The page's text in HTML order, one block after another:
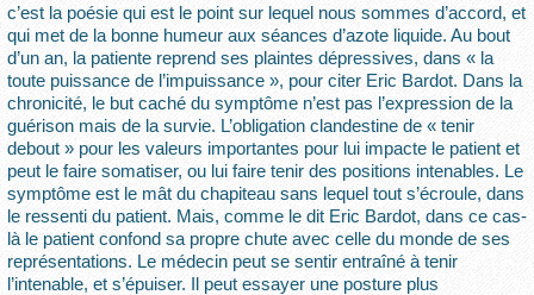
c’est la poésie qui est le point sur lequel nous sommes d’accord, et
qui met de la bonne humeur aux séances d’azote liquide. Au bout
d’un an, la patiente reprend ses plaintes dépressives, dans « la
toute puissance de l’impuissance », pour citer Eric Bardot. Dans la
chronicité, le but caché du symptôme n’est pas l’expression de la
guérison mais de la survie. L’obligation clandestine de « tenir
debout » pour les valeurs importantes pour lui impacte le patient et
peut le faire somatiser, ou lui faire tenir des positions intenables. Le
symptôme est le mât du chapiteau sans lequel tout s’écroule, dans
le ressenti du patient. Mais, comme le dit Eric Bardot, dans ce cas-
là le patient confond sa propre chute avec celle du monde de ses
représentations. Le médecin peut se sentir entraîné à tenir
l’intenable, et s’épuiser. Il peut essayer une posture plus